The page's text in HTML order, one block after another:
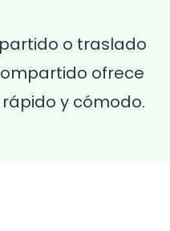
o traslado
ofrece
y cómodo.